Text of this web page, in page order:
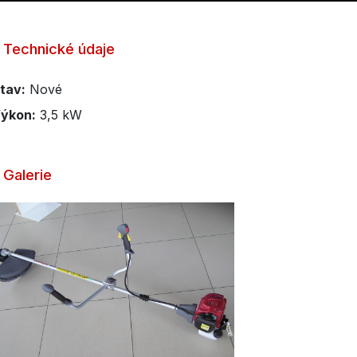
Technické údaje
Nové
3,5 kW
Galerie